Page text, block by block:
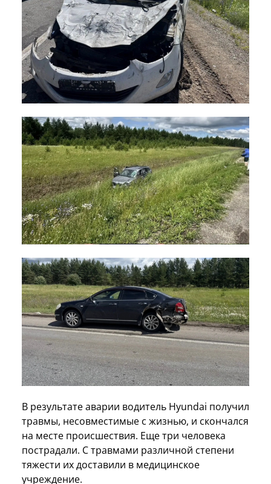
В результате аварии водитель Hyundai получил
травмы, несовместимые с жизнью, и скончался
на месте происшествия. Еще три человека
пострадали. С травмами различной степени
тяжести их доставили в медицинское
учреждение.